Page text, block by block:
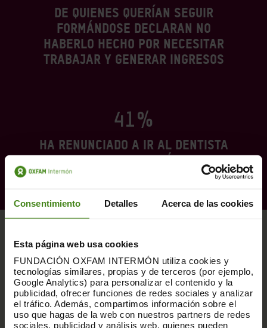
Consentimiento Detalles Acerca de las cookies
Esta página web usa cookies
FUNDACIÓN OXFAM INTERMÓN utiliza cookies y
tecnologías similares, propias y de terceros (por ejemplo,
Google Analytics) para personalizar el contenido y la
publicidad, ofrecer funciones de redes sociales y analizar
el tráfico. Además, compartimos información sobre el
uso que hagas de la web con nuestros partners de redes
sociales, publicidad y análisis web, quienes pueden
de quienes querían seguir
formándose declaran no
haberlo hecho por necesitar
trabajar y generar ingresos
41%
ha renunciado a ir al dentista
por motivos económicos
El crecimiento económico no es
suficiente si no llega a todos los
hogares. Aún son demasiadas personas
quienesviven sin ingresos dignos y
deben sacrificar necesidades y
derechos básicos. Entre las personas